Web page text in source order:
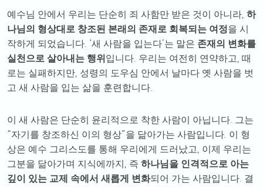
예수님 안에서 우리는 단순히 죄 사함만 받은 것이 아니라, 하
나님의 형상대로 창조된 본래의 존재로 회복되는 여정을 시
작하게 되었습니다. ‘새 사람을 입는다’는 말은 존재의 변화를
실천으로 살아내는 행위 입니다. 우리는 여전히 연약하고, 때
로는 실패하지만, 성령의 도우심 안에서 날마다 옛 사람을 벗
고 새 사람을 입는 삶을 훈련합니다.
이 새 사람은 단순히 윤리적으로 착한 사람이 아닙니다. 그는
“자기를 창조하신 이의 형상”을 닮아가는 사람입니다. 이 형
상은 예수 그리스도를 통해 우리에게 드러났고, 이제 우리는
그분을 닮아가며 지식에까지 , 즉 하나님을 인격적으로 아는
깊이 있는 교제 속에서 새롭게 변화되어 가는 사람입니다. 결